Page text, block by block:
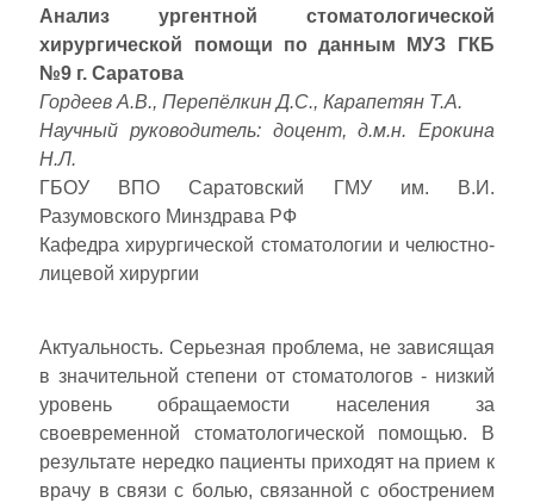
Анализ ургентной стоматологической
хирургической помощи по данным МУЗ ГКБ
№9 г. Саратова
Гордеев А.В., Перепёлкин Д.С., Карапетян Т.А.
Научный руководитель: доцент, д.м.н. Ерокина
Н.Л.
ГБОУ ВПО Саратовский ГМУ им. В.И.
Разумовского Минздрава РФ
Кафедра хирургической стоматологии и челюстно-
лицевой хирургии
Актуальность. Серьезная проблема, не зависящая
в значительной степени от стоматологов - низкий
уровень обращаемости населения за
своевременной стоматологической помощью. В
результате нередко пациенты приходят на прием к
врачу в связи с болью, связанной с обострением